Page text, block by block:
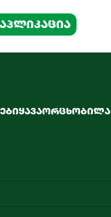
აპლიკაცია
ᲧᲐᲕᲐᲝᲠᲪᲮᲝᲑᲘᲚᲐ